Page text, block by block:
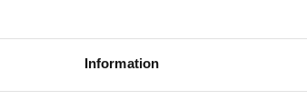
Information
ÄDELMETALL
STEN/PÄRLA
DIAMANTSLIPNING